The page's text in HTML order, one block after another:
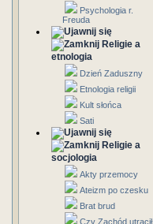
Psychologia r.
Freuda
Religie a
etnologia
Dzień Zaduszny
Etnologia religii
Kult słońca
Sati
Religie a
socjologia
Akty przemocy
Ateizm po czesku
Brat brud
Czy Zachód utracił